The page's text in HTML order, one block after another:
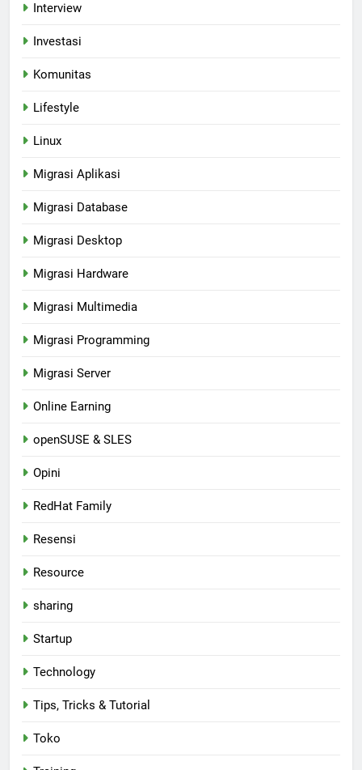
Interview
Investasi
Komunitas
Lifestyle
Linux
Migrasi Aplikasi
Migrasi Database
Migrasi Desktop
Migrasi Hardware
Migrasi Multimedia
Migrasi Programming
Migrasi Server
Online Earning
openSUSE & SLES
Opini
RedHat Family
Resensi
Resource
sharing
Startup
Technology
Tips, Tricks & Tutorial
Toko